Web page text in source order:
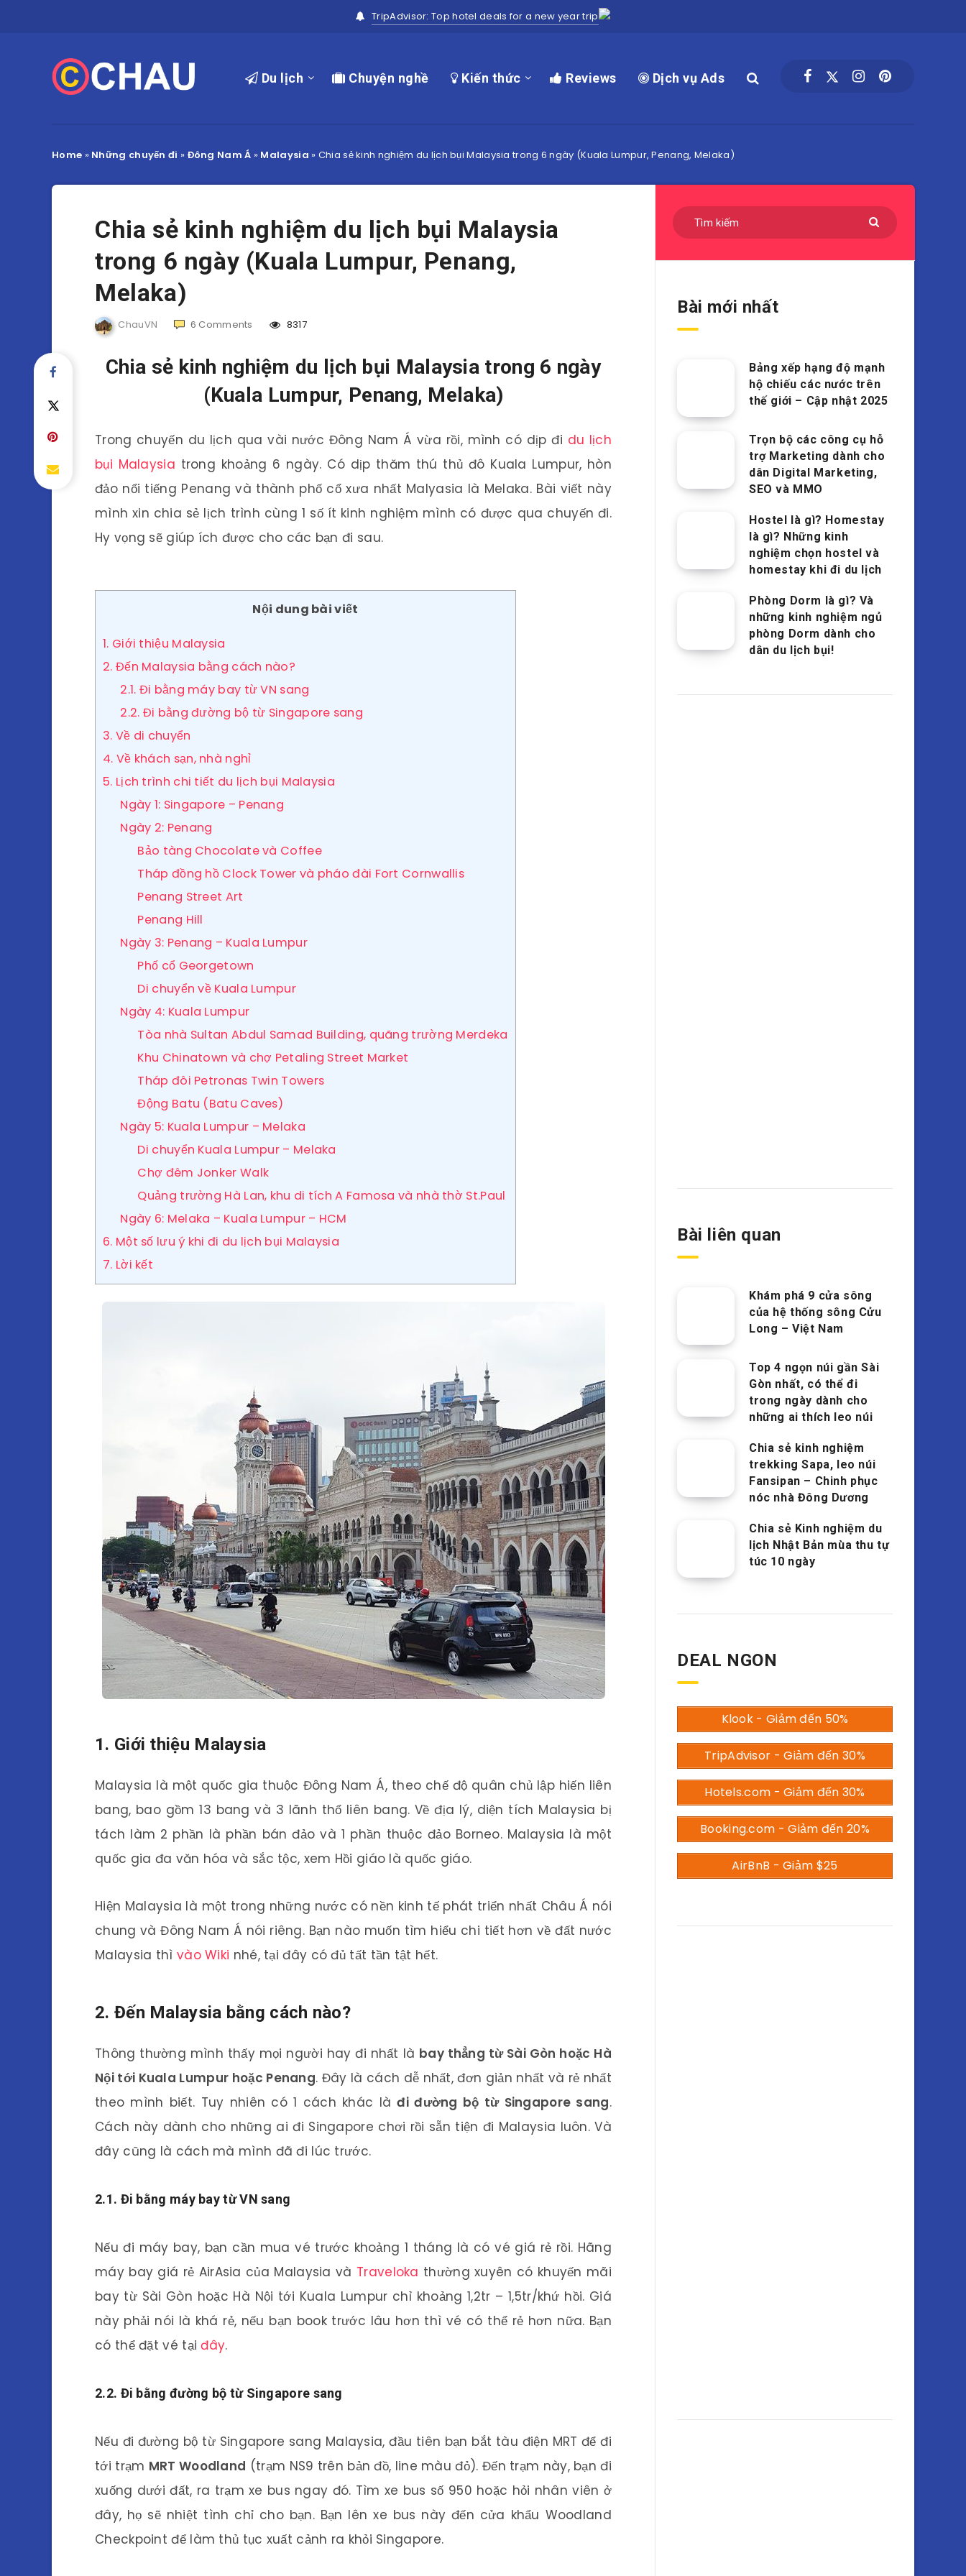
TripAdvisor: Top hotel deals for a new year trip
Du lịch Chuyện nghề Kiến thức Reviews Dịch vụ Ads
Home » Những chuyến đi » Đông Nam Á » Malaysia » Chia sẻ kinh nghiệm du lịch bụi Malaysia trong 6 ngày (Kuala Lumpur, Penang, Melaka)
Chia sẻ kinh nghiệm du lịch bụi Malaysia
trong 6 ngày (Kuala Lumpur, Penang,
Melaka)
ChauVN 6 Comments 8317
Chia sẻ kinh nghiệm du lịch bụi Malaysia trong 6 ngày
(Kuala Lumpur, Penang, Melaka)
Trong chuyến du lịch qua vài nước Đông Nam Á vừa rồi, mình có dịp đi du lịch
bụi Malaysia trong khoảng 6 ngày. Có dịp thăm thú thủ đô Kuala Lumpur, hòn
đảo nổi tiếng Penang và thành phố cổ xưa nhất Malyasia là Melaka. Bài viết này
mình xin chia sẻ lịch trình cùng 1 số ít kinh nghiệm mình có được qua chuyến đi.
Hy vọng sẽ giúp ích được cho các bạn đi sau.
Nội dung bài viết
1. Giới thiệu Malaysia
2. Đến Malaysia bằng cách nào?
2.1. Đi bằng máy bay từ VN sang
2.2. Đi bằng đường bộ từ Singapore sang
3. Về di chuyển
4. Về khách sạn, nhà nghỉ
5. Lịch trình chi tiết du lịch bụi Malaysia
Ngày 1: Singapore – Penang
Ngày 2: Penang
Bảo tàng Chocolate và Coffee
Tháp đồng hồ Clock Tower và pháo đài Fort Cornwallis
Penang Street Art
Penang Hill
Ngày 3: Penang – Kuala Lumpur
Phố cổ Georgetown
Di chuyển về Kuala Lumpur
Ngày 4: Kuala Lumpur
Tòa nhà Sultan Abdul Samad Building, quãng trường Merdeka
Khu Chinatown và chợ Petaling Street Market
Tháp đôi Petronas Twin Towers
Động Batu (Batu Caves)
Ngày 5: Kuala Lumpur – Melaka
Di chuyển Kuala Lumpur – Melaka
Chợ đêm Jonker Walk
Quảng trường Hà Lan, khu di tích A Famosa và nhà thờ St.Paul
Ngày 6: Melaka – Kuala Lumpur – HCM
6. Một số lưu ý khi đi du lịch bụi Malaysia
7. Lời kết
1. Giới thiệu Malaysia
Malaysia là một quốc gia thuộc Đông Nam Á, theo chế độ quân chủ lập hiến liên
bang, bao gồm 13 bang và 3 lãnh thổ liên bang. Về địa lý, diện tích Malaysia bị
tách làm 2 phần là phần bán đảo và 1 phần thuộc đảo Borneo. Malaysia là một
quốc gia đa văn hóa và sắc tộc, xem Hồi giáo là quốc giáo.
Hiện Malaysia là một trong những nước có nền kinh tế phát triển nhất Châu Á nói
chung và Đông Nam Á nói riêng. Bạn nào muốn tìm hiểu chi tiết hơn về đất nước
Malaysia thì vào Wiki nhé, tại đây có đủ tất tần tật hết.
2. Đến Malaysia bằng cách nào?
Thông thường mình thấy mọi người hay đi nhất là bay thẳng từ Sài Gòn hoặc Hà
Nội tới Kuala Lumpur hoặc Penang. Đây là cách dễ nhất, đơn giản nhất và rẻ nhất
theo mình biết. Tuy nhiên có 1 cách khác làđi đường bộ từ Singapore sang.
Cách này dành cho những ai đi Singapore chơi rồi sẵn tiện đi Malaysia luôn. Và
đây cũng là cách mà mình đã đi lúc trước.
2.1. Đi bằng máy bay từ VN sang
Nếu đi máy bay, bạn cần mua vé trước khoảng 1 tháng là có vé giá rẻ rồi. Hãng
máy bay giá rẻ AirAsia của Malaysia và Traveloka thường xuyên có khuyến mãi
bay từ Sài Gòn hoặc Hà Nội tới Kuala Lumpur chỉ khoảng 1,2tr – 1,5tr/khứ hồi. Giá
này phải nói là khá rẻ, nếu bạn book trước lâu hơn thì vé có thể rẻ hơn nữa. Bạn
có thể đặt vé tạiđây.
2.2. Đi bằng đường bộ từ Singapore sang
Nếu đi đường bộ từ Singapore sang Malaysia, đầu tiên bạn bắt tàu điện MRT để đi
tới trạm MRT Woodland (trạm NS9 trên bản đồ, line màu đỏ). Đến trạm này, bạn đi
xuống dưới đất, ra trạm xe bus ngay đó. Tìm xe bus số 950 hoặc hỏi nhân viên ở
đây, họ sẽ nhiệt tình chỉ cho bạn. Bạn lên xe bus này đến cửa khẩu Woodland
Checkpoint để làm thủ tục xuất cảnh ra khỏi Singapore.
Bài mới nhất
Bảng xếp hạng độ mạnh
hộ chiếu các nước trên
thế giới – Cập nhật 2025
Trọn bộ các công cụ hỗ
trợ Marketing dành cho
dân Digital Marketing,
SEO và MMO
Hostel là gì? Homestay
là gì? Những kinh
nghiệm chọn hostel và
homestay khi đi du lịch
Phòng Dorm là gì? Và
những kinh nghiệm ngủ
phòng Dorm dành cho
dân du lịch bụi!
Bài liên quan
Khám phá 9 cửa sông
của hệ thống sông Cửu
Long – Việt Nam
Top 4 ngọn núi gần Sài
Gòn nhất, có thể đi
trong ngày dành cho
những ai thích leo núi
Chia sẻ kinh nghiệm
trekking Sapa, leo núi
Fansipan – Chinh phục
nóc nhà Đông Dương
Chia sẻ Kinh nghiệm du
lịch Nhật Bản mùa thu tự
túc 10 ngày
DEAL NGON
Klook - Giảm đến 50%
TripAdvisor - Giảm đến 30%
Hotels.com - Giảm đến 30%
Booking.com - Giảm đến 20%
AirBnB - Giảm $25